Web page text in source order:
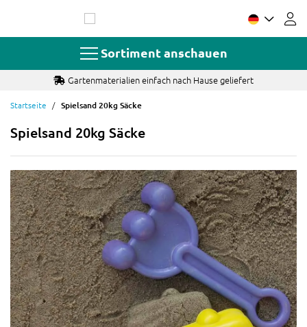
springen
Sortiment anschauen
Gartenmaterialien einfach nach Hause geliefert
Startseite Spielsand 20kg Säcke
Spielsand 20kg Säcke